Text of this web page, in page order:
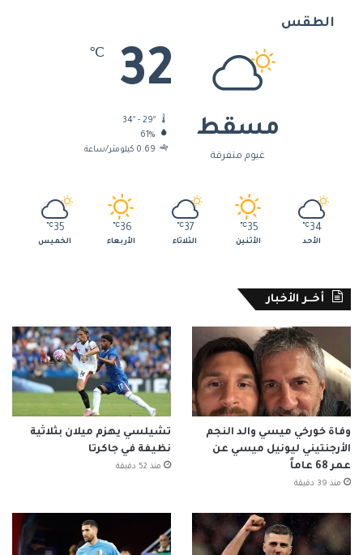
الطقس
مسقط
غيوم متفرقة
32
℃
34º - 29º
61%
0.69 كيلومتر/ساعة
34
℃
الأحد
35
℃
الأثنين
37
℃
الثلاثاء
36
℃
الأربعاء
35
℃
الخميس
أخــر الأخبار
وفاة خورخي ميسي والد النجم
الأرجنتيني ليونيل ميسي عن
عمر 68 عاماً
منذ 39 دقيقة
تشيلسي يهزم ميلان بثلاثية
نظيفة في جاكرتا
منذ 52 دقيقة